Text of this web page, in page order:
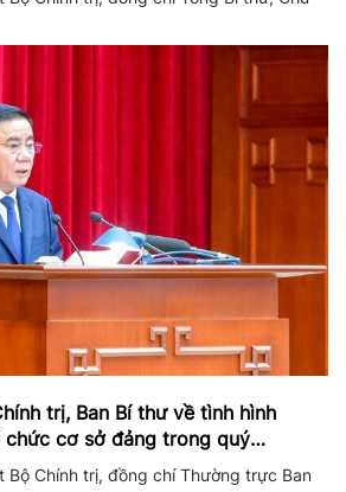
trị, Ban Bí thư về tình hình
cơ sở đảng trong quý
Bộ Chính trị, đồng chí Thường trực Ban